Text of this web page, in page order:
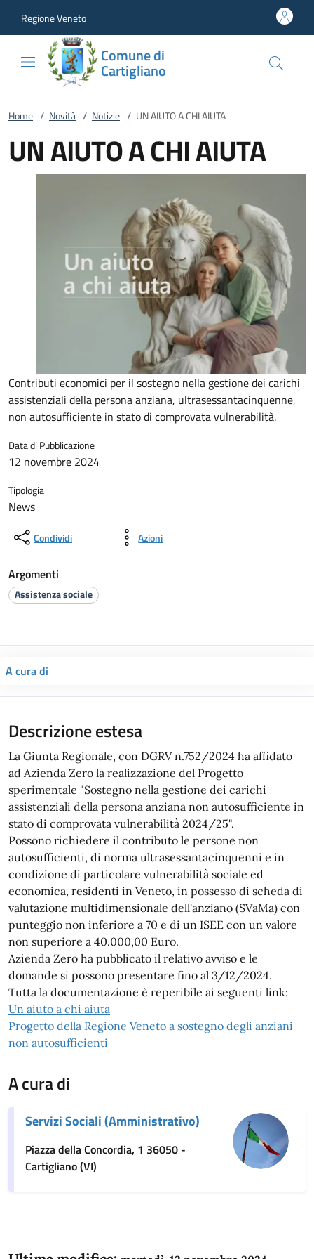
Regione Veneto
Comune di
Cartigliano
Home / Novità / Notizie / UN AIUTO A CHI AIUTA
UN AIUTO A CHI AIUTA
Contributi economici per il sostegno nella gestione dei carichi
assistenziali della persona anziana, ultrasessantacinquenne,
non autosufficiente in stato di comprovata vulnerabilità.
Data di Pubblicazione
12 novembre 2024
Tipologia
News
Condividi Azioni
Argomenti
Assistenza sociale
A cura di
Descrizione estesa
La Giunta Regionale, con DGRV n.752/2024 ha affidato
ad Azienda Zero la realizzazione del Progetto
sperimentale "Sostegno nella gestione dei carichi
assistenziali della persona anziana non autosufficiente in
stato di comprovata vulnerabilità 2024/25".
Possono richiedere il contributo le persone non
autosufficienti, di norma ultrasessantacinquenni e in
condizione di particolare vulnerabilità sociale ed
economica, residenti in Veneto, in possesso di scheda di
valutazione multidimensionale dell'anziano (SVaMa) con
punteggio non inferiore a 70 e di un ISEE con un valore
non superiore a 40.000,00 Euro.
Azienda Zero ha pubblicato il relativo avviso e le
domande si possono presentare fino al 3/12/2024.
Tutta la documentazione è reperibile ai seguenti link:
Un aiuto a chi aiuta
Progetto della Regione Veneto a sostegno degli anziani
non autosufficienti
A cura di
Servizi Sociali (Amministrativo)
Piazza della Concordia, 1 36050 -
Cartigliano (VI)